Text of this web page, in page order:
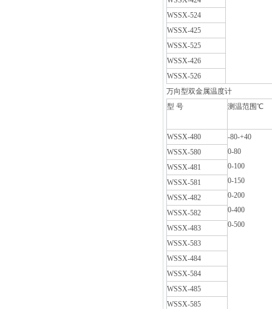
WSSX-524
WSSX-425
WSSX-525
WSSX-426
WSSX-526
万向型双金属温度计
型 号
测温范围℃
WSSX-480
-80-+40
0-80
0-100
0-150
0-200
0-400
0-500
WSSX-580
WSSX-481
WSSX-581
WSSX-482
WSSX-582
WSSX-483
WSSX-583
WSSX-484
WSSX-584
WSSX-485
WSSX-585